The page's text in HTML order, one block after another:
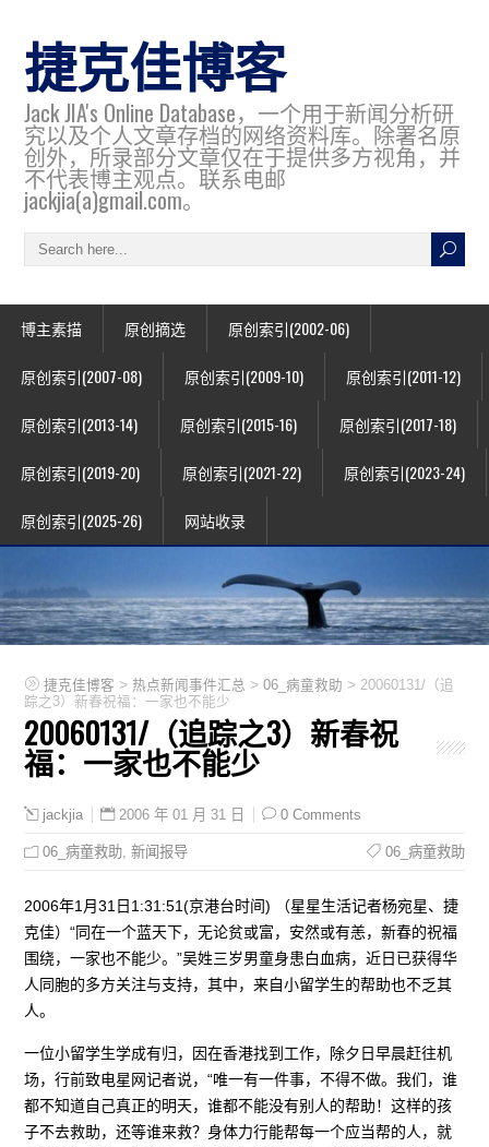
捷克佳博客
Jack JIA's Online Database，一个用于新闻分析研
究以及个人文章存档的网络资料库。除署名原
创外，所录部分文章仅在于提供多方视角，并
不代表博主观点。联系电邮
jackjia(a)gmail.com。
博主素描 原创摘选 原创索引(2002-06)
原创索引(2007-08) 原创索引(2009-10) 原创索引(2011-12)
原创索引(2013-14) 原创索引(2015-16) 原创索引(2017-18)
原创索引(2019-20) 原创索引(2021-22) 原创索引(2023-24)
原创索引(2025-26) 网站收录
捷克佳博客 > 热点新闻事件汇总 >06_病童救助 > 20060131/（追
踪之3）新春祝福：一家也不能少
20060131/（追踪之3）新春祝
福：一家也不能少
jackjia 2006 年 01 月 31 日 0 Comments
06_病童救助 ,新闻报导 06_病童救助
2006年1月31日1:31:51(京港台时间) （星星生活记者杨宛星、捷
克佳）“同在一个蓝天下，无论贫或富，安然或有恙，新春的祝福
围绕，一家也不能少。”吴姓三岁男童身患白血病，近日已获得华
人同胞的多方关注与支持，其中，来自小留学生的帮助也不乏其
人。
一位小留学生学成有归，因在香港找到工作，除夕日早晨赶往机
场，行前致电星网记者说，“唯一有一件事，不得不做。我们，谁
都不知道自己真正的明天，谁都不能没有别人的帮助！这样的孩
子不去救助，还等谁来救？身体力行能帮每一个应当帮的人，就